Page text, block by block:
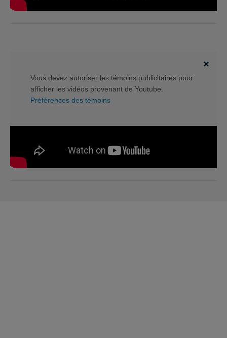
Vous devez autoriser les témoins publicitaires pour
afficher les vidéos provenant de Youtube.
Préférences des témoins